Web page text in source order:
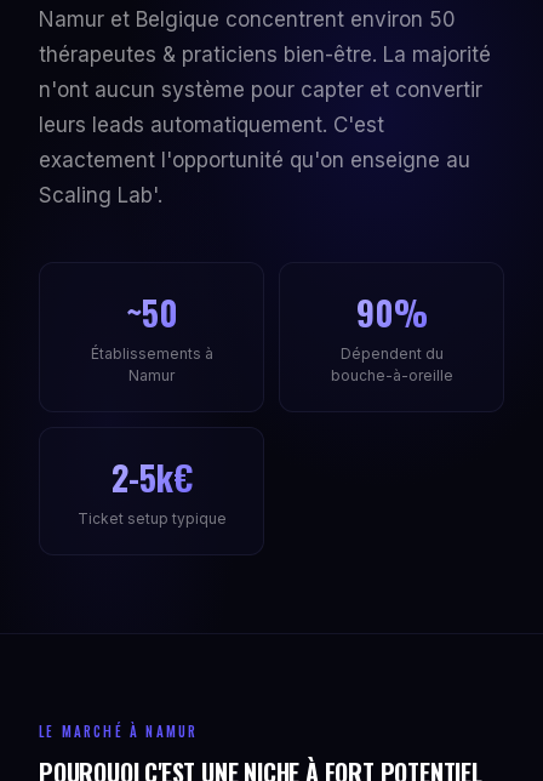
Namur et Belgique concentrent environ 50
thérapeutes & praticiens bien-être. La majorité
n'ont aucun système pour capter et convertir
leurs leads automatiquement. C'est
exactement l'opportunité qu'on enseigne au
Scaling Lab'.
~50
Établissements à
Namur
90%
Dépendent du
bouche-à-oreille
2-5k€
Ticket setup typique
LE MARCHÉ À NAMUR
POURQUOI C'EST UNE NICHE À FORT POTENTIEL